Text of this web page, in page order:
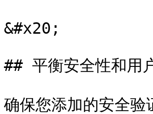
&#x20;
## 平衡安全性和用
确保您添加的安全验